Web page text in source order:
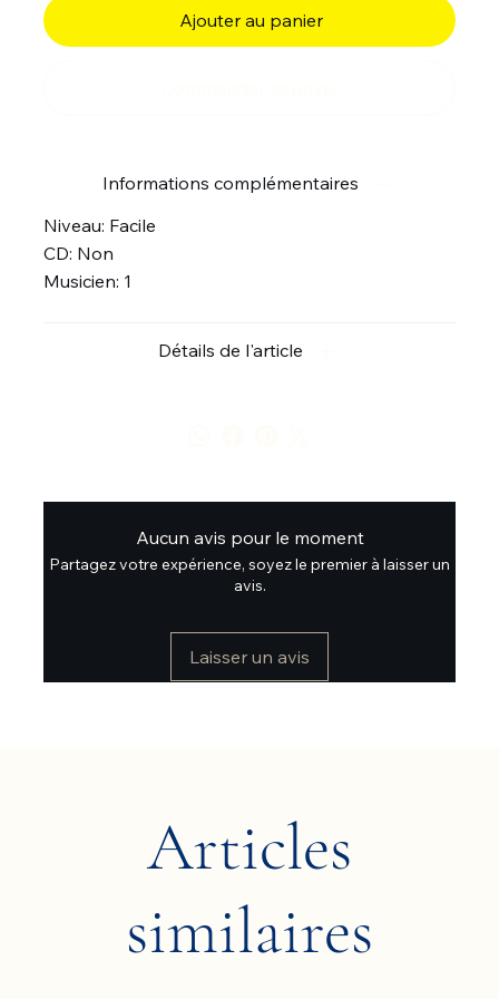
Ajouter au panier
Informations complémentaires
Niveau: Facile
CD: Non
Musicien: 1
Détails de l'article
Aucun avis pour le moment
Partagez votre expérience, soyez le premier à laisser un
avis.
Laisser un avis
Articles
similaires